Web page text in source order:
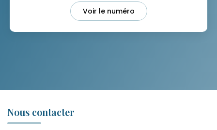
Voir le numéro
Nous contacter